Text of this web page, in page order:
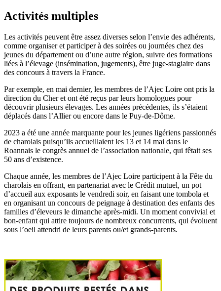
Activités multiples
Les activités peuvent être assez diverses selon l’envie des adhérents,
comme organiser et participer à des soirées ou journées chez des
jeunes du département ou d’une autre région, suivre des formations
liées à l’élevage (insémination, jugements), être juge-stagiaire dans
des concours à travers la France.
Par exemple, en mai dernier, les membres de l’Ajec Loire ont pris la
direction du Cher et ont été reçus par leurs homologues pour
découvrir plusieurs élevages. Les années précédentes, ils s’étaient
déplacés dans l’Allier ou encore dans le Puy-de-Dôme.
2023 a été une année marquante pour les jeunes ligériens passionnés
de charolais puisqu’ils accueillaient les 13 et 14 mai dans le
Roannais le congrès annuel de l’association nationale, qui fêtait ses
50 ans d’existence.
Chaque année, les membres de l’Ajec Loire participent à la Fête du
charolais en offrant, en partenariat avec le Crédit mutuel, un pot
d’accueil aux exposants le vendredi soir, en faisant une tombola et
en organisant un concours de peignage à destination des enfants des
familles d’éleveurs le dimanche après-midi. Un moment convivial et
bon-enfant qui attire toujours de nombreux concurrents, qui évoluent
sous l’oeil attendri de leurs parents ou/et grands-parents.